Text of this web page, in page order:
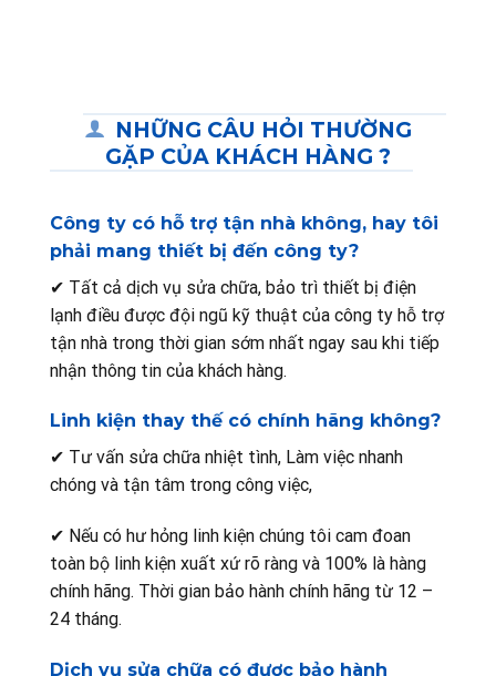
NHỮNG CÂU HỎI THƯỜNG
GẶP CỦA KHÁCH HÀNG ?
Công ty có hỗ trợ tận nhà không, hay tôi
phải mang thiết bị đến công ty?
✔ Tất cả dịch vụ sửa chữa, bảo trì thiết bị điện
lạnh điều được đội ngũ kỹ thuật của công ty hỗ trợ
tận nhà trong thời gian sớm nhất ngay sau khi tiếp
nhận thông tin của khách hàng.
Linh kiện thay thế có chính hãng không?
✔ Tư vấn sửa chữa nhiệt tình, Làm việc nhanh
chóng và tận tâm trong công việc,
✔ Nếu có hư hỏng linh kiện chúng tôi cam đoan
toàn bộ linh kiện xuất xứ rõ ràng và 100% là hàng
chính hãng. Thời gian bảo hành chính hãng từ 12 –
24 tháng.
Dịch vụ sửa chữa có được bảo hành